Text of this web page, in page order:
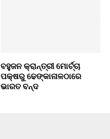
ବହୁଜନ କ୍ରାନ୍ତ୍ରୀ ମୋର୍ଚ୍ଚା
ପକ୍ଷରୁ ଢେଙ୍କାନାଳଠାରେ
ଭାରତ ବନ୍ଦ